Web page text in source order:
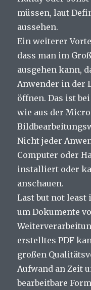
müssen, laut
aussehen.
Ein weiterer
dass man im
ausgehen kann,
Anwender in der
öffnen. Das ist
wie aus der
Nicht jeder
Computer oder
installiert oder
anschauen.
Last but not least
um Dokumente
erstelltes PDF
großen
Aufwand an Zeit
bearbeitbare